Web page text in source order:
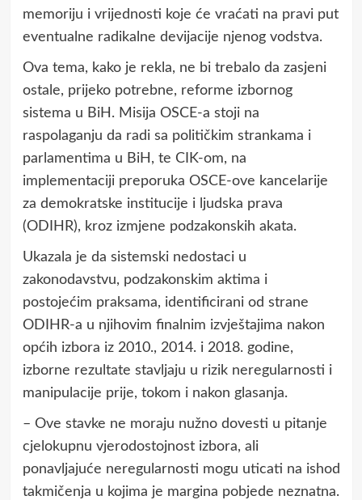
memoriju i vrijednosti koje će vraćati na pravi put
eventualne radikalne devijacije njenog vodstva.
Ova tema, kako je rekla, ne bi trebalo da zasjeni
ostale, prijeko potrebne, reforme izbornog
sistema u BiH. Misija OSCE-a stoji na
raspolaganju da radi sa političkim strankama i
parlamentima u BiH, te CIK-om, na
implementaciji preporuka OSCE-ove kancelarije
za demokratske institucije i ljudska prava
(ODIHR), kroz izmjene podzakonskih akata.
Ukazala je da sistemski nedostaci u
zakonodavstvu, podzakonskim aktima i
postojećim praksama, identificirani od strane
ODIHR-a u njihovim finalnim izvještajima nakon
općih izbora iz 2010., 2014. i 2018. godine,
izborne rezultate stavljaju u rizik neregularnosti i
manipulacije prije, tokom i nakon glasanja.
– Ove stavke ne moraju nužno dovesti u pitanje
cjelokupnu vjerodostojnost izbora, ali
ponavljajuće neregularnosti mogu uticati na ishod
takmičenja u kojima je margina pobjede neznatna.